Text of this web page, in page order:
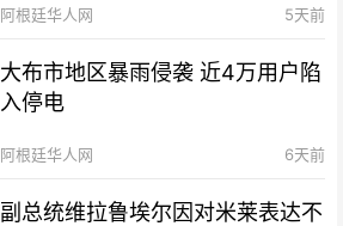
阿根廷华人网 5天前
大布市地区暴雨侵袭 近4万用户陷
入停电
阿根廷华人网 6天前
副总统维拉鲁埃尔因对米莱表达不